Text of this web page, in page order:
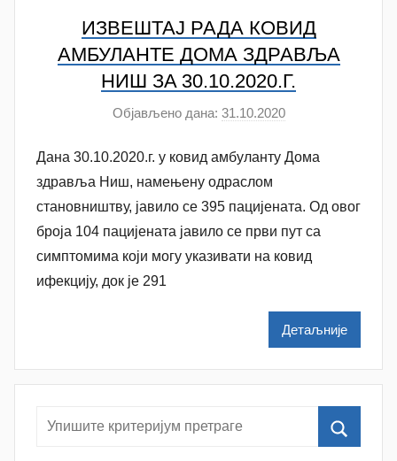
a
n
o
v
a
ИЗВЕШТАЈ РАДА КОВИД
АМБУЛАНТЕ ДОМА ЗДРАВЉА
НИШ ЗA 30.10.2020.Г.
Објављено дана: 31.10.2020а
т
р
N
a
Š
u
Дана 30.10.2020.г. у ковид амбуланту Дома
здравља Ниш, намењену одраслом
становништву, јавило се 395 пацијената. Од овог
броја 104 пацијенaтa јавило се први пут са
симптомима који могу указивати на ковид
ифекцију, док је 291
Детаљније